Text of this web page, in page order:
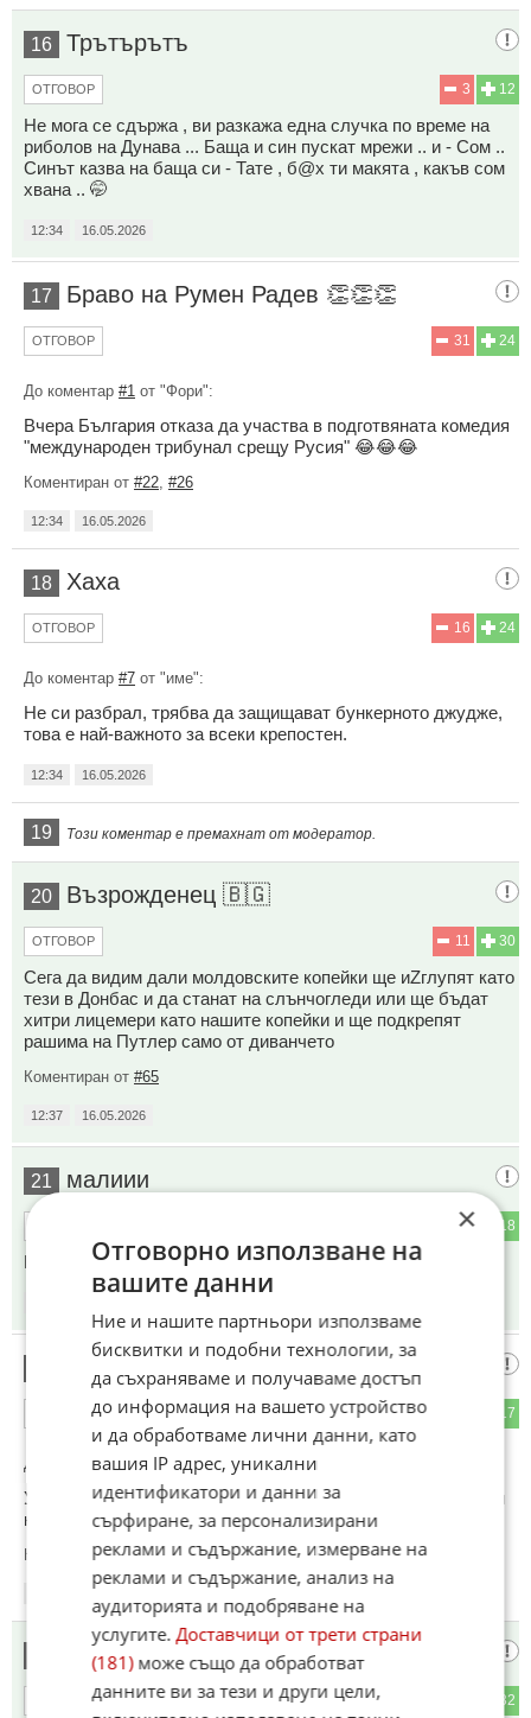
16 Трътърътъ
12
3
ОТГОВОР
Не мога се сдържа , ви разкажа една случка по време на
риболов на Дунава ... Баща и син пускат мрежи .. и - Сом ..
Синът казва на баща си - Тате , б@х ти макята , какъв сом
хвана .. 🤭
12:34 16.05.2026
17 Браво на Румен Радев 👏👏👏
24
31
ОТГОВОР
До коментар #1 от "Фори":
Вчера България отказа да участва в подготвяната комедия
"международен трибунал срещу Русия" 😂😂😂
Коментиран от #22 #26
12:34 16.05.2026
18 Хаха
24
16
ОТГОВОР
До коментар #7 от "име":
Не си разбрал, трябва да защищават бункерното джудже,
това е най-важното за всеки крепостен.
12:34 16.05.2026
19 Този коментар е премахнат от модератор.
20 Възpожденец 🇧🇬
30
11
ОТГОВОР
Сега да видим дали молдовските копейки ще иZглyпят като
тези в Донбас и да станат на слънчогледи или ще бъдат
хитри лицемери като нашите копейки и ще подкрепят
рашима на Путлер само от диванчето
Коментиран от #65
12:37 16.05.2026
21 малиии
18
2
И сега като се юрнат ... Партизаните , действайте ..
17
ОТГОВОР
До коментар #17от "Браво на Румен Радев 👏👏👏":
Украинците ни най-малко смятат , че е "комедия" ... Ама ти
как да го знаеш ..
Коментиран от#43, #82,#83
16.05.2026
Чуденка
32
ОТГОВОР
×
Отговорно използване на
вашите данни
Ние и нашите партньори използваме
бисквитки и подобни технологии, за
да съхраняваме и получаваме достъп
до информация на вашето устройство
и да обработваме лични данни, като
вашия IP адрес, уникални
идентификатори и данни за
сърфиране, за персонализирани
реклами и съдържание, измерване на
реклами и съдържание, анализ на
аудиторията и подобряване на
услугите.Доставчици от трети страни
(181)може също да обработват
данните ви за тези и други цели,